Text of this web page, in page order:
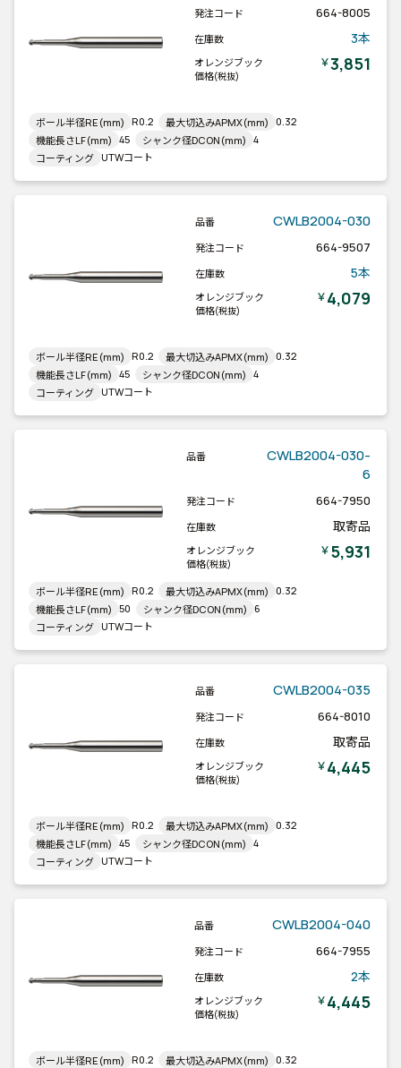
発注コード 664-8005
在庫数 3本
オレンジブック
価格(税抜)
￥3,851
ボール半径RE(mm) R0.2 最大切込みAPMX(mm) 0.32
機能長さLF(mm) 45 シャンク径DCON(mm) 4
コーティング UTWコート
品番 CWLB2004-030
発注コード 664-9507
在庫数 5本
オレンジブック
価格(税抜)
￥4,079
ボール半径RE(mm) R0.2 最大切込みAPMX(mm) 0.32
機能長さLF(mm) 45 シャンク径DCON(mm) 4
コーティング UTWコート
品番
CWLB2004-030-
6
発注コード 664-7950
在庫数 取寄品
オレンジブック
価格(税抜)
￥5,931
ボール半径RE(mm) R0.2 最大切込みAPMX(mm) 0.32
機能長さLF(mm) 50 シャンク径DCON(mm) 6
コーティング UTWコート
品番 CWLB2004-035
発注コード 664-8010
在庫数 取寄品
オレンジブック
価格(税抜)
￥4,445
ボール半径RE(mm) R0.2 最大切込みAPMX(mm) 0.32
機能長さLF(mm) 45 シャンク径DCON(mm) 4
コーティング UTWコート
品番 CWLB2004-040
発注コード 664-7955
在庫数 2本
オレンジブック
価格(税抜)
￥4,445
ボール半径RE(mm) R0.2 最大切込みAPMX(mm) 0.32